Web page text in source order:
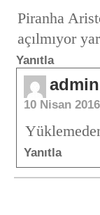
Piranha
açılmıyor
Yanıtla
admin
10 Nisan
Yanıtla